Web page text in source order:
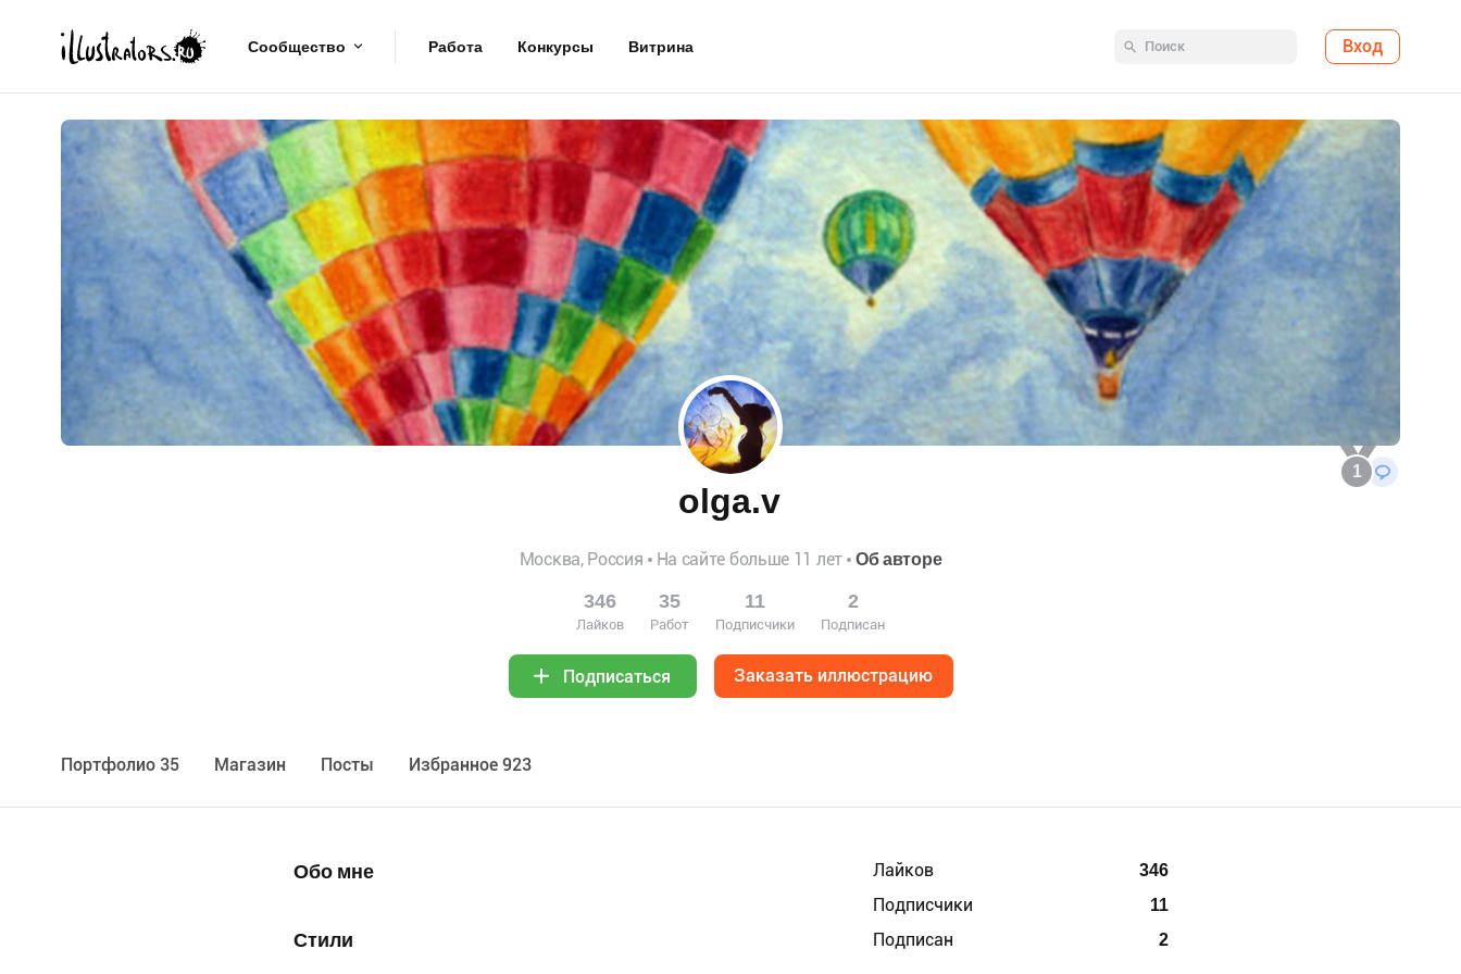
Сообщество Работа Конкурсы Витрина Вход
1
olga.v
Москва, Россия На сайте больше 11 лет Об авторе
346
Лайков
35
Работ
11
Подписчики
2
Подписан
Подписаться Заказать иллюстрацию
Портфолио 35 Maгазин Посты Избранное 923
Обо мне
Стили
Лайков
346
Подписчики
11
Подписан
2